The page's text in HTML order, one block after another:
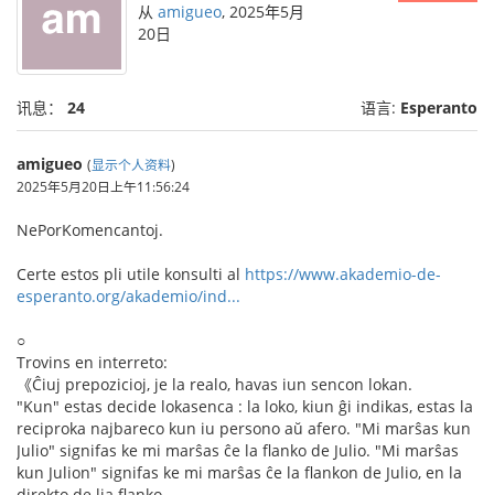
从 amigueo, 2025年5月
20日
讯息： 24 语言: Esperanto
amigueo (显示个人资料)
2025年5月20日上午11:56:24
NePorKomencantoj.
Certe estos pli utile konsulti al https://www.akademio-de-
esperanto.org/akademio/ind...
○
Trovins en interreto:
《Ĉiuj prepozicioj, je la realo, havas iun sencon lokan.
"Kun" estas decide lokasenca : la loko, kiun ĝi indikas, estas la
reciproka najbareco kun iu persono aŭ afero. "Mi marŝas kun
Julio" signifas ke mi marŝas ĉe la flanko de Julio. "Mi marŝas
kun Julion" signifas ke mi marŝas ĉe la flankon de Julio, en la